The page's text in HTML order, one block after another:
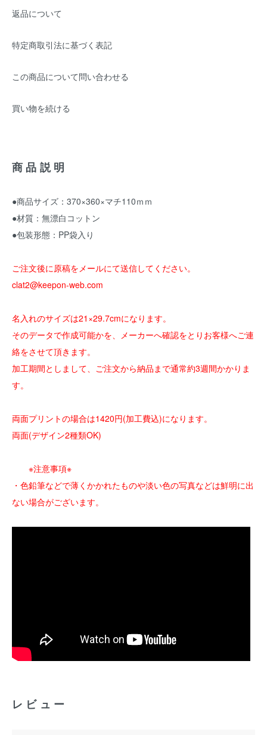
返品について
特定商取引法に基づく表記
この商品について問い合わせる
買い物を続ける
商品説明
●商品サイズ：370×360×マチ110ｍｍ
●材質：無漂白コットン
●包装形態：PP袋入り
ご注文後に原稿をメールにて送信してください。
clat2@keepon-web.com
名入れのサイズは21×29.7cmになります。
そのデータで作成可能かを、メーカーへ確認をとりお客様へご連
絡をさせて頂きます。
加工期間としまして、ご注文から納品まで通常約3週間かかりま
す。
両面プリントの場合は1420円(加工費込)になります。
両面(デザイン2種類OK)
※注意事項※
・色鉛筆などで薄くかかれたものや淡い色の写真などは鮮明に出
ない場合がございます。
レビュー